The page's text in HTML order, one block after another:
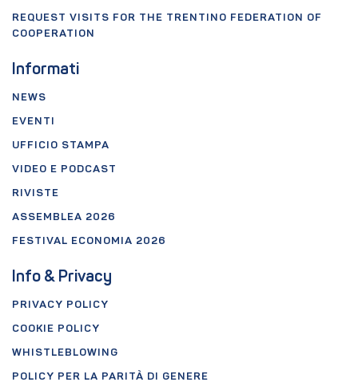
REQUEST VISITS FOR THE TRENTINO FEDERATION OF
COOPERATION
Informati
NEWS
EVENTI
UFFICIO STAMPA
VIDEO E PODCAST
RIVISTE
ASSEMBLEA 2026
FESTIVAL ECONOMIA 2026
Info & Privacy
PRIVACY POLICY
COOKIE POLICY
WHISTLEBLOWING
POLICY PER LA PARITÀ DI GENERE